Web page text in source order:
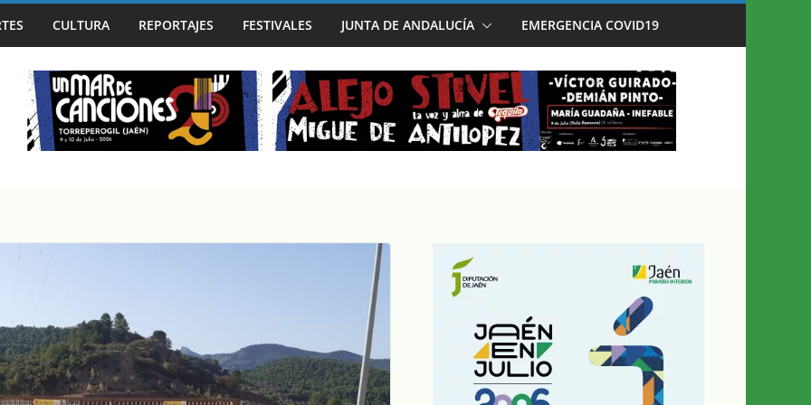
CAPITAL MUNDIAL DEL BLUES EN SU 30º ANIVERSARIO
CULTURA REPORTAJES FESTIVALES JUNTA DE ANDALUCÍA EMERGENCIA COVID19